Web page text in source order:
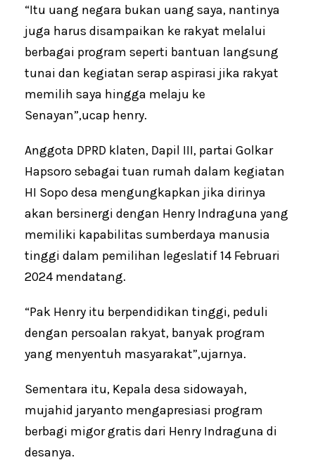
“Itu uang negara bukan uang saya, nantinya
juga harus disampaikan ke rakyat melalui
berbagai program seperti bantuan langsung
tunai dan kegiatan serap aspirasi jika rakyat
memilih saya hingga melaju ke
Senayan”,ucap henry.
Anggota DPRD klaten, Dapil III, partai Golkar
Hapsoro sebagai tuan rumah dalam kegiatan
HI Sopo desa mengungkapkan jika dirinya
akan bersinergi dengan Henry Indraguna yang
memiliki kapabilitas sumberdaya manusia
tinggi dalam pemilihan legeslatif 14 Februari
2024 mendatang.
“Pak Henry itu berpendidikan tinggi, peduli
dengan persoalan rakyat, banyak program
yang menyentuh masyarakat”,ujarnya.
Sementara itu, Kepala desa sidowayah,
mujahid jaryanto mengapresiasi program
berbagi migor gratis dari Henry Indraguna di
desanya.